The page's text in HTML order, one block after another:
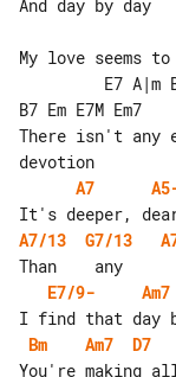
My love seems to
B7 Em E7M Em7
There isn't
A7
A7/13
G7/13
E7/9-
Am7
Bm
Am7 D7